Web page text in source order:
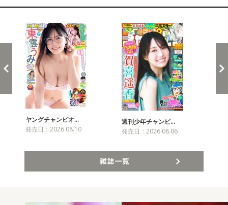
ヤングチャンピオ…
発売日：2026.08.10
週刊少年チャンピ…
発売日：2026.08.06